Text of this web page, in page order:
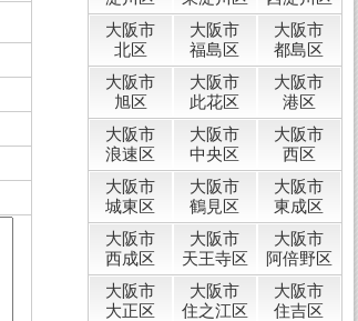
大阪市
北区
大阪市
福島区
大阪市
都島区
大阪市
旭区
大阪市
此花区
大阪市
港区
大阪市
浪速区
大阪市
中央区
大阪市
西区
大阪市
城東区
大阪市
鶴見区
大阪市
東成区
大阪市
西成区
大阪市
天王寺区
大阪市
阿倍野区
大阪市
大正区
大阪市
住之江区
大阪市
住吉区